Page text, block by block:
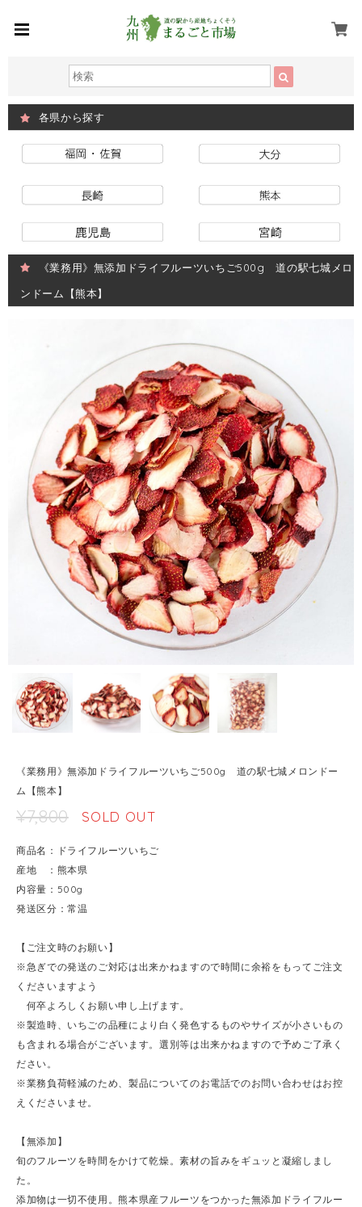
各県から探す
《業務用》無添加ドライフルーツいちご500g 道の駅七城メロ
ンドーム【熊本】
《業務用》無添加ドライフルーツいちご500g 道の駅七城メロンドー
ム【熊本】
¥7,800 SOLD OUT
商品名：ドライフルーツいちご
産地 ：熊本県
内容量：500g
発送区分：常温
【ご注文時のお願い】
※急ぎでの発送のご対応は出来かねますので時間に余裕をもってご注文
くださいますよう
何卒よろしくお願い申し上げます。
※製造時、いちごの品種により白く発色するものやサイズが小さいもの
も含まれる場合がございます。選別等は出来かねますので予めご了承く
ださい。
※業務負荷軽減のため、製品についてのお電話でのお問い合わせはお控
えくださいませ。
【無添加】
旬のフルーツを時間をかけて乾燥。素材の旨みをギュッと凝縮しまし
た。
添加物は一切不使用。熊本県産フルーツをつかった無添加ドライフルー